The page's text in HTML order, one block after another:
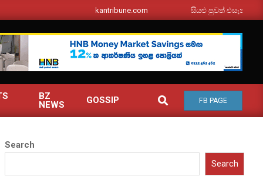
srilankantribune.com සියළු පුවත් එසැනින් ඔබ වෙත
BZ
NEWS
GOSSIP SEARCH
FB PAGE
Search
Search